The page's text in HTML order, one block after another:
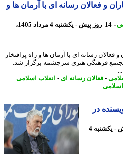
و فعالان رسانه ای با آرمان ها و
14 روز پیش - یکشنبه 4 مرداد 1405،
رسانه ای با آرمان ها و راه پرافتخار
فرهنگی هنری سرچشمه برگزار شد. -
-فعالان رسانه ای- انقلاب اسلامی
در
14 روز پیش - یکشنبه 4